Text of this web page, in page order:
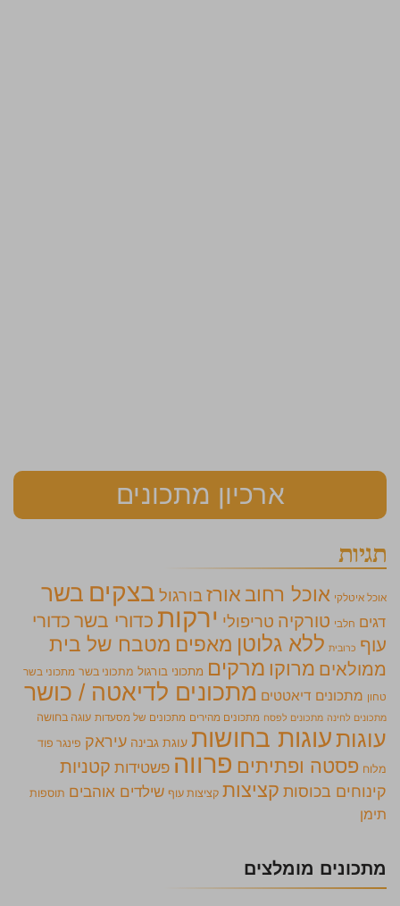
ארכיון מתכונים
תגיות
אוכל איטלקי אוכל רחוב אורזבורגול בצקים בשר
דגים חלבי טורקיה טריפולי ירקות כדורי בשר כדורי
עוף כרובית ללא גלוטן מאפים מטבח של בית
ממולאים מרוקו מרקים מתכוני בורגול מתכוני בשר מתכוני בשר
טחון מתכונים דיאטטים מתכונים לדיאטה / כושר
מתכונים לחינה מתכונים לפסח מתכונים מהירים מתכונים של מסעדות עוגה בחושה
עוגותעוגות בחושות עוגת גבינה עיראק פינגר פוד
מלוח פסטה ופתיתים פרווה פשטידות קטניות
קינוחים בכוסות קציצות קציצות עוף שילדים אוהבים תוספות
תימן
מתכונים מומלצים